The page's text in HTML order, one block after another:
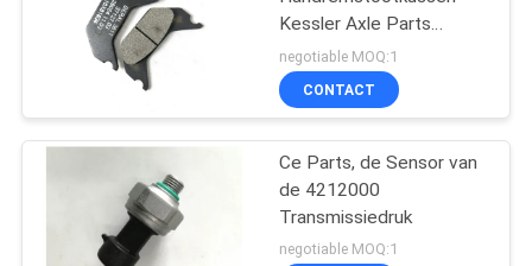
VERZOEK
CITAAT
SITEMAP
Linde Reach Stacker
Parts
Kessler Axle Parts
101.1349.3a
negotiable MOQ:1
CONTACT
Ce Parts, de Sensor van
de 4212000
Transmissiedruk
negotiable MOQ:1